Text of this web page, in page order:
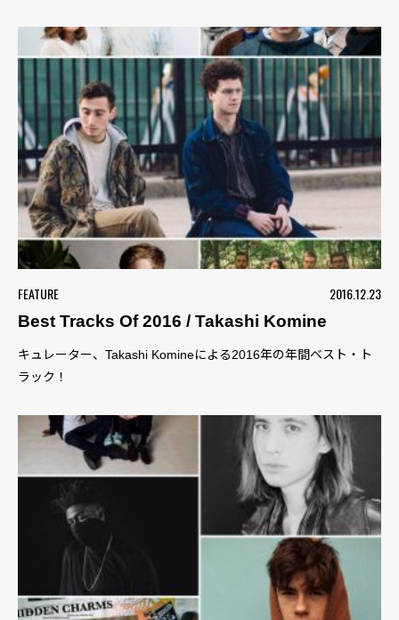
FEATURE
2016.12.23
Best Tracks Of 2016 / Takashi Komine
キュレーター、Takashi Komineによる2016年の年間ベスト・ト
ラック！